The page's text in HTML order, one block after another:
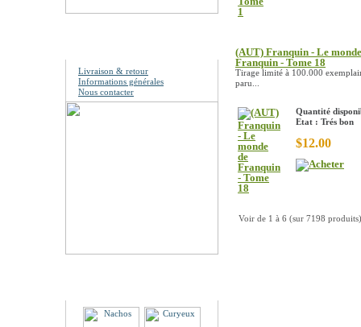
Livraison & retour
Informations générales
Nous contacter
(AUT) Franquin - Le
Franquin - Tome 18
Tirage limité à 100.000
paru...
Quantité
Etat : Trés bon
$12.00
Voir de 1 à 6 (sur 7198 produits)